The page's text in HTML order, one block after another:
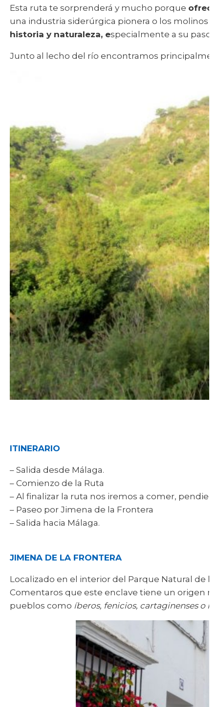
Esta ruta te sorprenderá y mucho porque
una industria siderúrgica pionera o los molinos
historia y naturaleza, especialmente a su paso
Junto al lecho del río encontramos
ITINERARIO
– Salida desde Málaga.
– Comienzo de la Ruta
– Al finalizar la ruta nos iremos a comer,
– Paseo por Jimena de la Frontera
– Salida hacia Málaga.
JIMENA DE LA FRONTERA
Localizado en el interior del Parque Natural de
Comentaros que este enclave tiene un origen
pueblos como íberos, fenicios, cartaginenses o